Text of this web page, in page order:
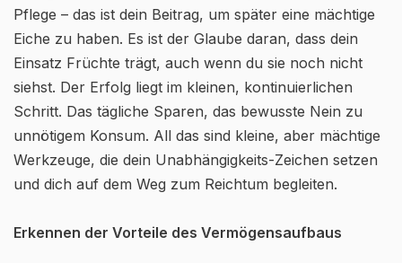
Pflege – das ist dein Beitrag, um später eine mächtige
Eiche zu haben. Es ist der Glaube daran, dass dein
Einsatz Früchte trägt, auch wenn du sie noch nicht
siehst. Der Erfolg liegt im kleinen, kontinuierlichen
Schritt. Das tägliche Sparen, das bewusste Nein zu
unnötigem Konsum. All das sind kleine, aber mächtige
Werkzeuge, die dein Unabhängigkeits-Zeichen setzen
und dich auf dem Weg zum Reichtum begleiten.
Erkennen der Vorteile des Vermögensaufbaus